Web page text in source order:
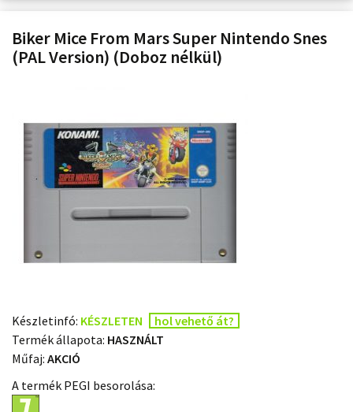
Biker Mice From Mars Super Nintendo Snes
(PAL Version) (Doboz nélkül)
Készletinfó: KÉSZLETEN
hol vehető át?
Termék állapota: HASZNÁLT
Műfaj: AKCIÓ
A termék PEGI besorolása: